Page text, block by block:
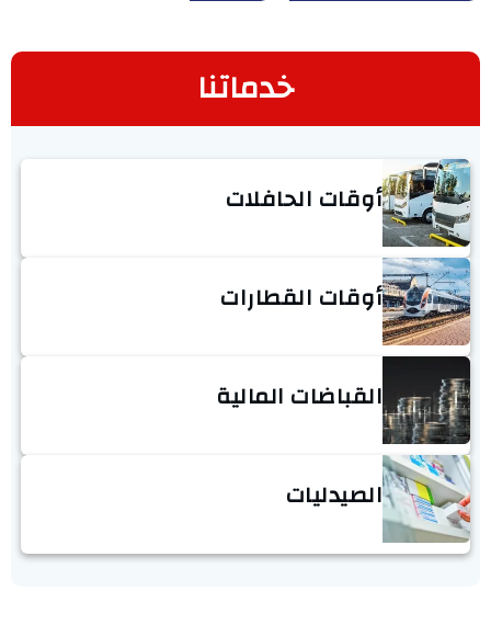
خدماتنا
أوقات الحافلات
أوقات القطارات
القباضات المالية
الصيدليات